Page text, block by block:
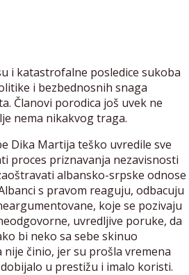
i katastrofalne posledice sukoba
i bezbednosnih snaga
Članovi porodica još uvek ne
nema nikakvog traga.
Dika Martija teško uvredile sve
proces priznavanja nezavisnosti
albansko-srpske odnose
s pravom reaguju, odbacuju
koje se pozivaju
uvredljive poruke, da
bi neko sa sebe skinuo
činio, jer su prošla vremena
u prestižu i imalo koristi.